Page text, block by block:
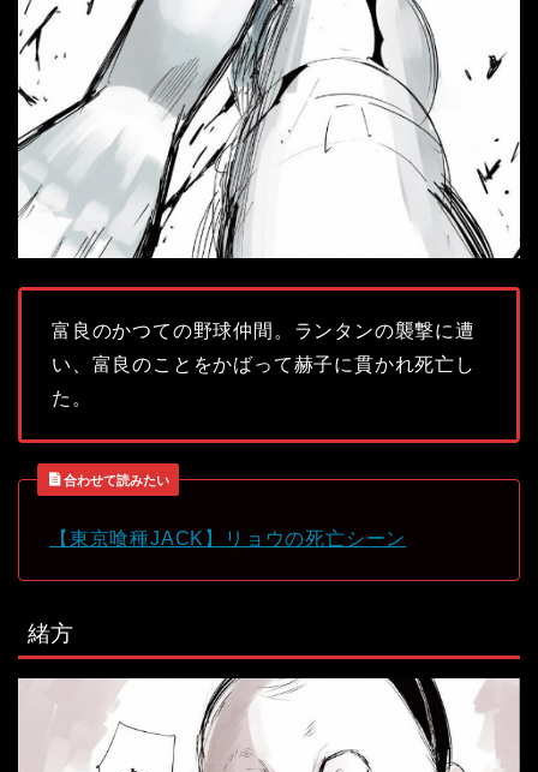
富良のかつての野球仲間。ランタンの襲撃に遭
い、富良のことをかばって赫子に貫かれ死亡し
た。
合わせて読みたい
【東京喰種JACK】リョウの死亡シーン
緒方